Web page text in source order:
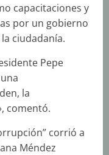
capacitaciones y
por un gobierno
ciudadanía.
Pepe
la
comentó.
corrió a
Méndez